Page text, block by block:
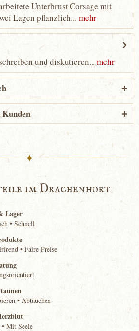
Unterbrust Corsage mit
Lagen pflanzlich... mehr
und diskutieren... mehr
✦
im Drachenhort
Lager
• Schnell
• Faire Preise
• Abtauchen
Mit Seele